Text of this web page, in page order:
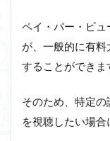
ペイ・パー・ビ
が、一般的に有
することができま
そのため、特定
を視聴したい場合